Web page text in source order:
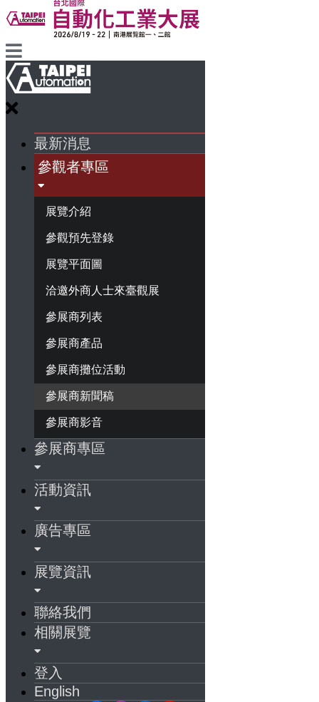
最新消息
參觀者專區
展覽介紹
參觀預先登錄
展覽平面圖
洽邀外商人士來臺觀展
參展商列表
參展商產品
參展商攤位活動
參展商新聞稿
參展商影音
參展商專區
活動資訊
廣告專區
展覽資訊
聯絡我們
相關展覽
登入
English